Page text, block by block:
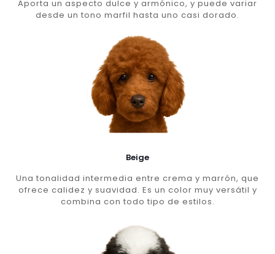
Aporta un aspecto dulce y armónico, y puede variar
desde un tono marfil hasta uno casi dorado.
Beige
Una tonalidad intermedia entre crema y marrón, que
ofrece calidez y suavidad. Es un color muy versátil y
combina con todo tipo de estilos.